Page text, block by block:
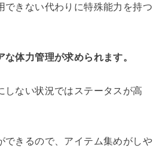
きない代わりに特殊能力を持つ
体力管理が求められます。
ない状況ではステータスが高
できるので、アイテム集めがしや